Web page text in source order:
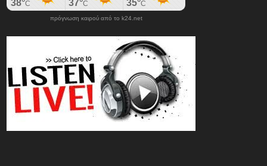
πρόγνωση καιρού από το k24.net